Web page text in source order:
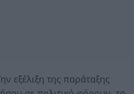
εξέλιξη της παράταξης